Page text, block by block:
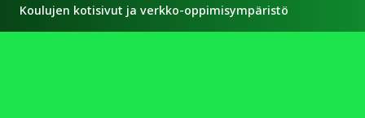
Koulujen kotisivut ja verkko-oppimisympäristö